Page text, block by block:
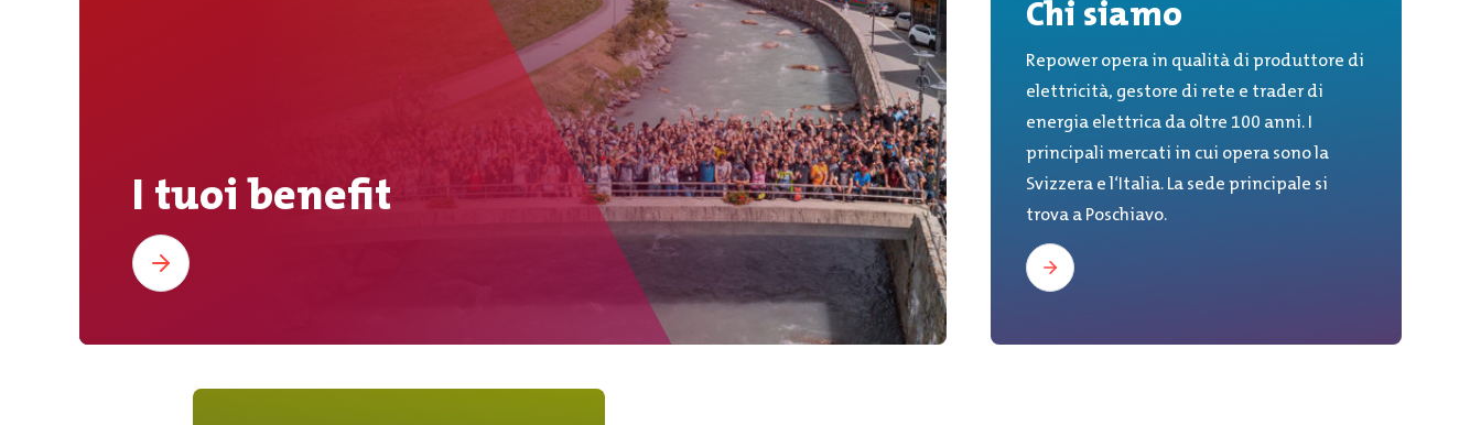
I tuoi benefit
Chi siamo
Repower opera in qualità di produttore di
elettricità, gestore di rete e trader di
energia elettrica da oltre 100 anni. I
principali mercati in cui opera sono la
Svizzera e l‘Italia. La sede principale si
trova a Poschiavo.